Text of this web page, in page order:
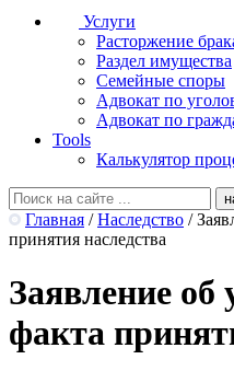
Услуги
Расторжение
Раздел имущества
Семейные споры
Адвокат по
Адвокат по
Tools
Калькулятор
Главная / Наследство /
принятия наследства
Заявление об
факта